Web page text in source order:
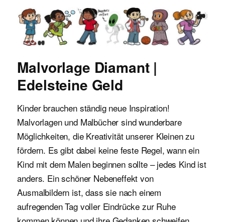
Malvorlagen für Kinder
Malvorlage Diamant |
Edelsteine Geld
Kinder brauchen ständig neue Inspiration!
Malvorlagen und Malbücher sind wunderbare
Möglichkeiten, die Kreativität unserer Kleinen zu
fördern. Es gibt dabei keine feste Regel, wann ein
Kind mit dem Malen beginnen sollte – jedes Kind ist
anders. Ein schöner Nebeneffekt von
Ausmalbildern ist, dass sie nach einem
aufregenden Tag voller Eindrücke zur Ruhe